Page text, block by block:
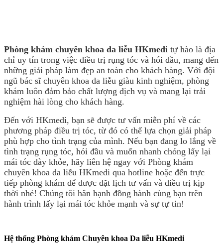
Phòng khám chuyên khoa da liễu HKmedi tự hào là địa
chỉ uy tín trong việc điều trị rụng tóc và hói đầu, mang đến
những giải pháp làm đẹp an toàn cho khách hàng. Với đội
ngũ bác sĩ chuyên khoa da liễu giàu kinh nghiệm, phòng
khám luôn đảm bảo chất lượng dịch vụ và mang lại trải
nghiệm hài lòng cho khách hàng.
Đến với HKmedi, bạn sẽ được tư vấn miễn phí về các
phương pháp điều trị tóc, từ đó có thể lựa chọn giải pháp
phù hợp cho tình trạng của mình. Nếu bạn đang lo lắng về
tình trạng rụng tóc, hói đầu và muốn nhanh chóng lấy lại
mái tóc dày khỏe, hãy liên hệ ngay với Phòng khám
chuyên khoa da liễu HKmedi qua hotline hoặc đến trực
tiếp phòng khám để được đặt lịch tư vấn và điều trị kịp
thời nhé! Chúng tôi hân hạnh đồng hành cùng bạn trên
hành trình lấy lại mái tóc khỏe mạnh và sự tự tin!
Hệ thống Phòng khám Chuyên khoa Da liễu HKmedi